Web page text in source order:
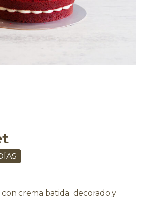
crema batida decorado y